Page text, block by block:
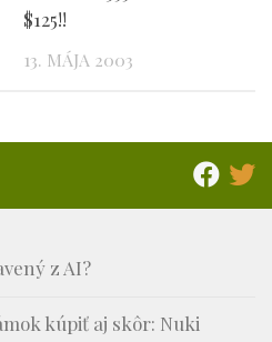
$125!!
13. MÁJA 2003
z AI?
kúpiť aj skôr: Nuki